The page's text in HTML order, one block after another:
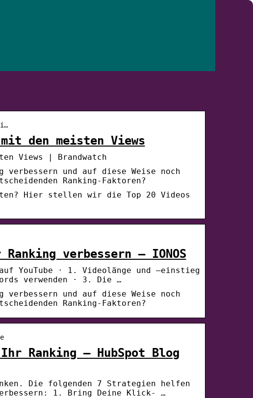
den meisten Views
Views | Brandwatch
verbessern und auf diese Weise noch
Ranking-Faktoren?
Hier stellen wir die Top 20 Videos
verbessern – IONOS
YouTube · 1. Videolänge und –einstieg
verwenden · 3. Die …
verbessern und auf diese Weise noch
Ranking-Faktoren?
Ranking – HubSpot Blog
Die folgenden 7 Strategien helfen
1. Bring Deine Klick- …